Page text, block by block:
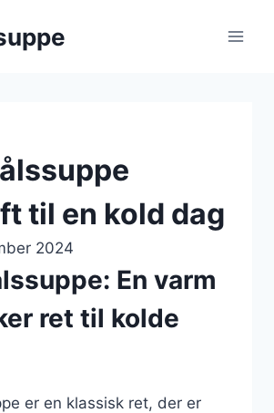
til en kold dag
2024
En varm
ret til kolde
er en klassisk ret, der er